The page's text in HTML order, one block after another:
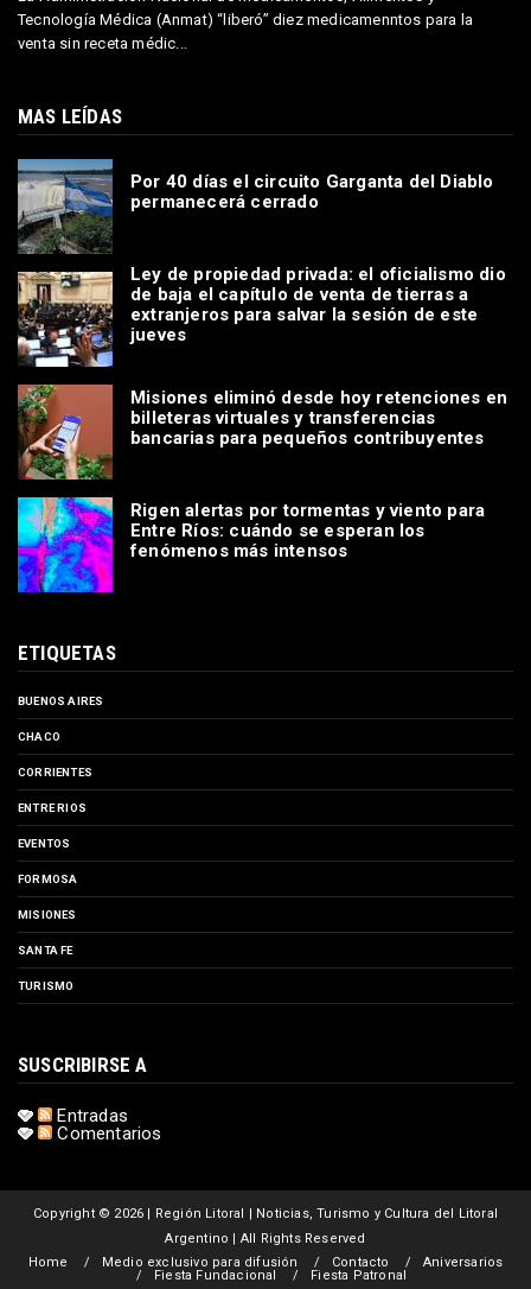
Tecnología Médica (Anmat) “liberó” diez medicamenntos para la
venta sin receta médic...
MAS LEÍDAS
Por 40 días el circuito Garganta del Diablo
permanecerá cerrado
Ley de propiedad privada: el oficialismo dio
de baja el capítulo de venta de tierras a
extranjeros para salvar la sesión de este
jueves
Misiones eliminó desde hoy retenciones en
billeteras virtuales y transferencias
bancarias para pequeños contribuyentes
Rigen alertas por tormentas y viento para
Entre Ríos: cuándo se esperan los
fenómenos más intensos
ETIQUETAS
BUENOS AIRES
CHACO
CORRIENTES
ENTRE RIOS
EVENTOS
FORMOSA
MISIONES
SANTA FE
TURISMO
SUSCRIBIRSE A
Entradas
Comentarios
Copyright © 2026 | Región Litoral | Noticias, Turismo y Cultura del Litoral
Argentino | All Rights Reserved
Home
Medio exclusivo para difusión Contacto
Aniversarios
Fiesta Fundacional
Fiesta Patronal